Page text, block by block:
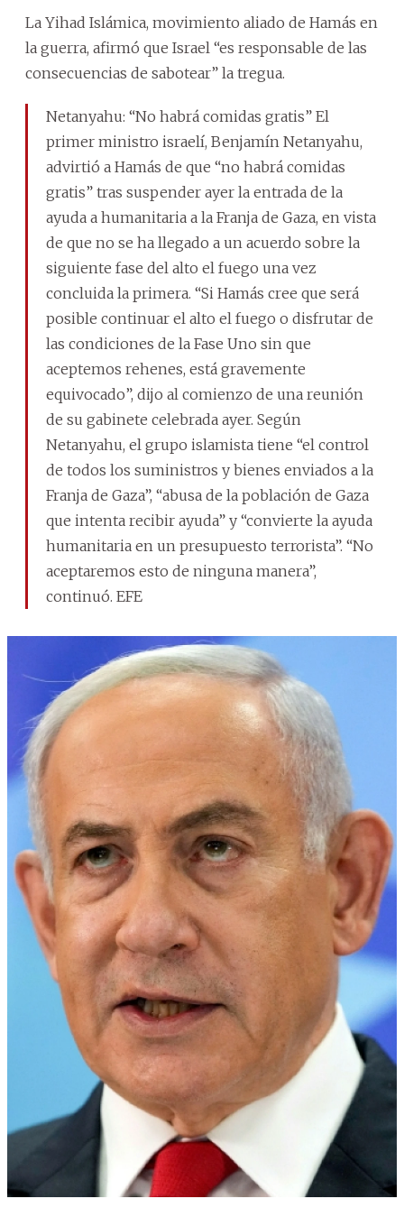
La Yihad Islámica, movimiento aliado de Hamás en
la guerra, afirmó que Israel “es responsable de las
consecuencias de sabotear” la tregua.
Netanyahu: “No habrá comidas gratis” El
primer ministro israelí, Benjamín Netanyahu,
advirtió a Hamás de que “no habrá comidas
gratis” tras suspender ayer la entrada de la
ayuda a humanitaria a la Franja de Gaza, en vista
de que no se ha llegado a un acuerdo sobre la
siguiente fase del alto el fuego una vez
concluida la primera. “Si Hamás cree que será
posible continuar el alto el fuego o disfrutar de
las condiciones de la Fase Uno sin que
aceptemos rehenes, está gravemente
equivocado”, dijo al comienzo de una reunión
de su gabinete celebrada ayer. Según
Netanyahu, el grupo islamista tiene “el control
de todos los suministros y bienes enviados a la
Franja de Gaza”, “abusa de la población de Gaza
que intenta recibir ayuda” y “convierte la ayuda
humanitaria en un presupuesto terrorista”. “No
aceptaremos esto de ninguna manera”,
continuó. EFE